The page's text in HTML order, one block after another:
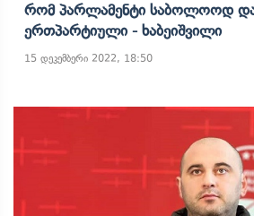
Რომ Პარლამენტი Საბოლოოდ
Ერთპარტიული - Ხაბეიშვილი
15 დეკემბერი 2022, 18:50